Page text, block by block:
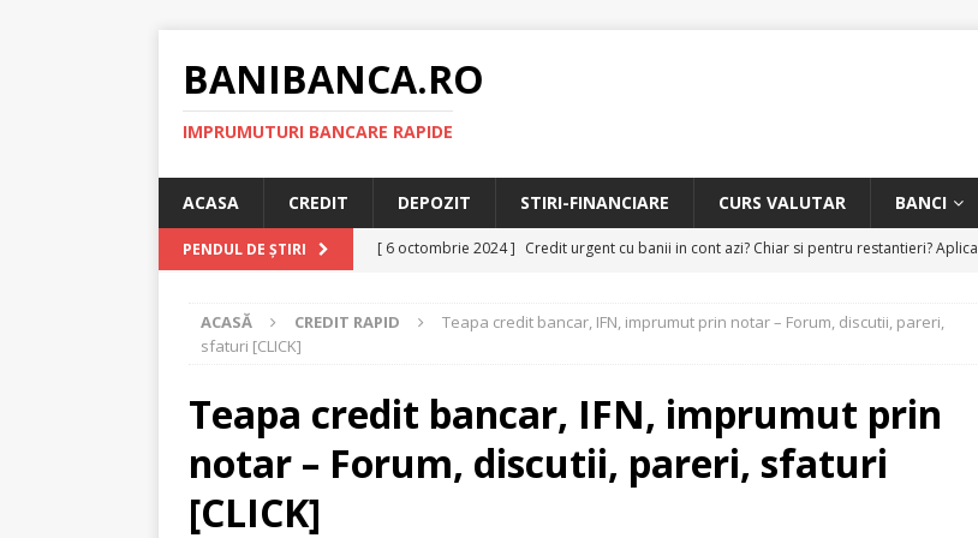
BANIBANCA.RO
IMPRUMUTURI BANCARE RAPIDE
ACASA CREDIT DEPOZIT STIRI-FINANCIARE CURS VALUTAR BANCI
PENDUL DE ȘTIRI [ 6 octombrie 2024 ] Credit urgent cu banii in cont azi? Chiar si pentru restantieri? Aplica
[ 8 septembrie 2024 ] Facem rata creditului mai mica sau iti dam bani in plus? Profita de
[ 11 august 2024 ] Creditarea restantierilor si imbunatatirea scorului financiar
CREDIT
RAPID
Credit online pentru restantieri. Aplica online sau telefonic.
ACASĂ CREDIT RAPID
Teapa credit bancar, IFN, imprumut prin notar – Forum, discutii, pareri,
sfaturi [CLICK]
Teapa credit bancar, IFN, imprumut prin
notar – Forum, discutii, pareri, sfaturi
[CLICK]